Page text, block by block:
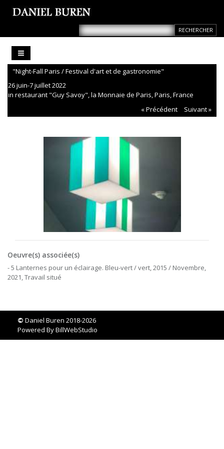
"Night-Fall Paris / Festival d'art et de gastronomie"
26 juin-7 juillet 2022
in restaurant "Guy Savoy", la Monnaie de Paris, Paris, France
« Précédent
Suivant »
Oeuvre(s) associée(s)
- 5 Lanternes pour un éclairage. Bleu-vert / vert, 2015 / Novembre,
2021, Travail situé
© Daniel Buren 2018-2026
Powered ByBillWebStudio